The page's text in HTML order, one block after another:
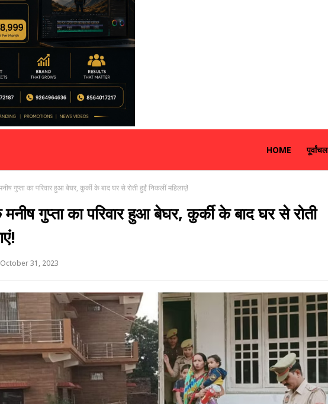
HOME पूर्वांचल
गुप्ता का परिवार हुआ बेघर, कुर्की के बाद घर से रोती हुईं निकलीं महिलाएं!
गुप्ता का परिवार हुआ बेघर, कुर्की के बाद घर से रोती
October 31, 2023